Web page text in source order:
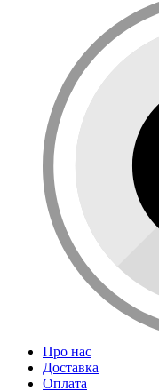
Про нас
Доставка
Оплата